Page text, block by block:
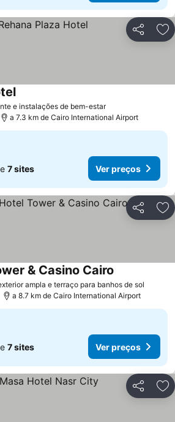
Partilhar
e instalações de bem-estar
a 7.3 km de Cairo International Airport
7 sites Ver preços
Partilhar
ampla e terraço para banhos de sol
& Casino Cairo
a 8.7 km de Cairo International Airport
7 sites Ver preços
Partilhar